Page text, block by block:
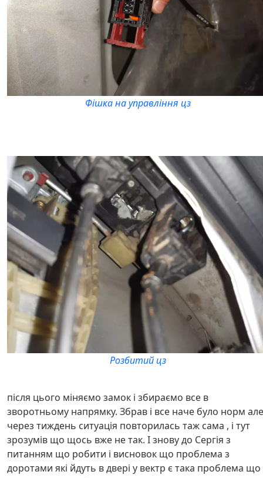
Фішка на управління цз
Розбитий цз
після цього міняємо замок і збираємо все в
зворотньому напрямку. Збрав і все наче було норм але
через тиждень ситуація повторилась таж сама , і тут
зрозумів що щось вже не так. І знову до Сергія з
питанням що робити і висновок що проблема з
доротами які йдуть в двері у вектр є така проблема що